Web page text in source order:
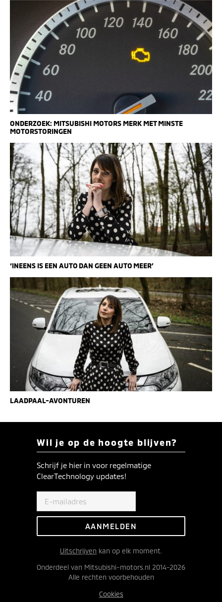
ONDERZOEK: MITSUBISHI MOTORS MERK MET MINSTE
MOTORSTORINGEN
‘INEENS IS EEN AUTO DAN GEEN AUTO MEER’
LAADPAAL-AVONTUREN
Wil je op de hoogte blijven?
Schrijf je hier in voor regelmatige
ClearTechnology updates!
Uitschrijven kan op elk moment.
Onderdeel van Mitsubishi-motors.nl 2014-2026
Alle rechten voorbehouden
Cookies